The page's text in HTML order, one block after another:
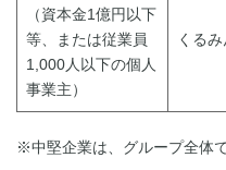
（資本金1億円以下
等、または従業員
1,000人以下の個人
事業主）
くる
※中堅企業は、グループ全体